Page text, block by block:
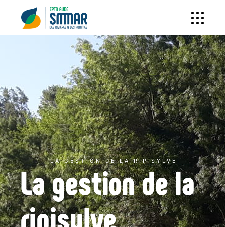
LA GESTION DE LA RIPISYLVE
La gestion de la
ripisylve